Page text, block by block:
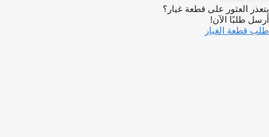
يتعذر العثور على قطعة غيار؟
أرسل طلبًا الآن!
طلب قطعة الغيار